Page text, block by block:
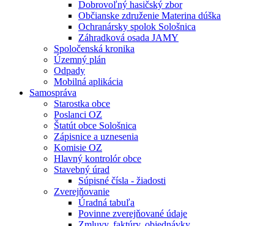
Dobrovoľný hasičský zbor
Občianske združenie Materina dúška
Ochranársky spolok Sološnica
Záhradková osada JAMY
Spoločenská kronika
Územný plán
Odpady
Mobilná aplikácia
Samospráva
Starostka obce
Poslanci OZ
Štatút obce Sološnica
Zápisnice a uznesenia
Komisie OZ
Hlavný kontrolór obce
Stavebný úrad
Súpisné čísla - žiadosti
Zverejňovanie
Úradná tabuľa
Povinne zverejňované údaje